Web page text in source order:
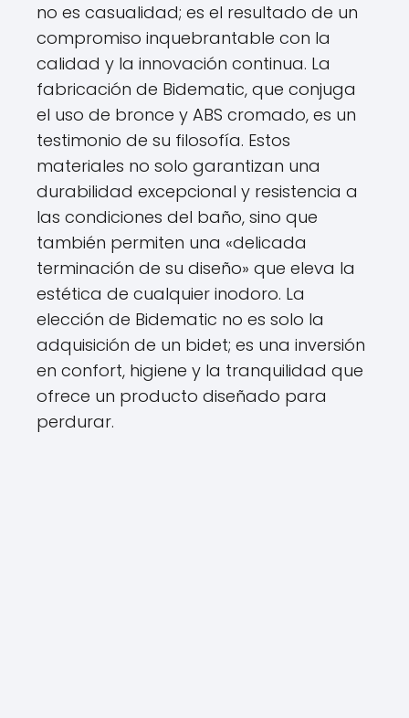
no es casualidad; es el resultado de un
compromiso inquebrantable con la
calidad y la innovación continua. La
fabricación de Bidematic, que conjuga
el uso de bronce y ABS cromado, es un
testimonio de su filosofía. Estos
materiales no solo garantizan una
durabilidad excepcional y resistencia a
las condiciones del baño, sino que
también permiten una «delicada
terminación de su diseño» que eleva la
estética de cualquier inodoro. La
elección de Bidematic no es solo la
adquisición de un bidet; es una inversión
en confort, higiene y la tranquilidad que
ofrece un producto diseñado para
perdurar.